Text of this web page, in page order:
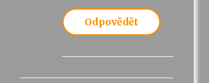
Odpovědět